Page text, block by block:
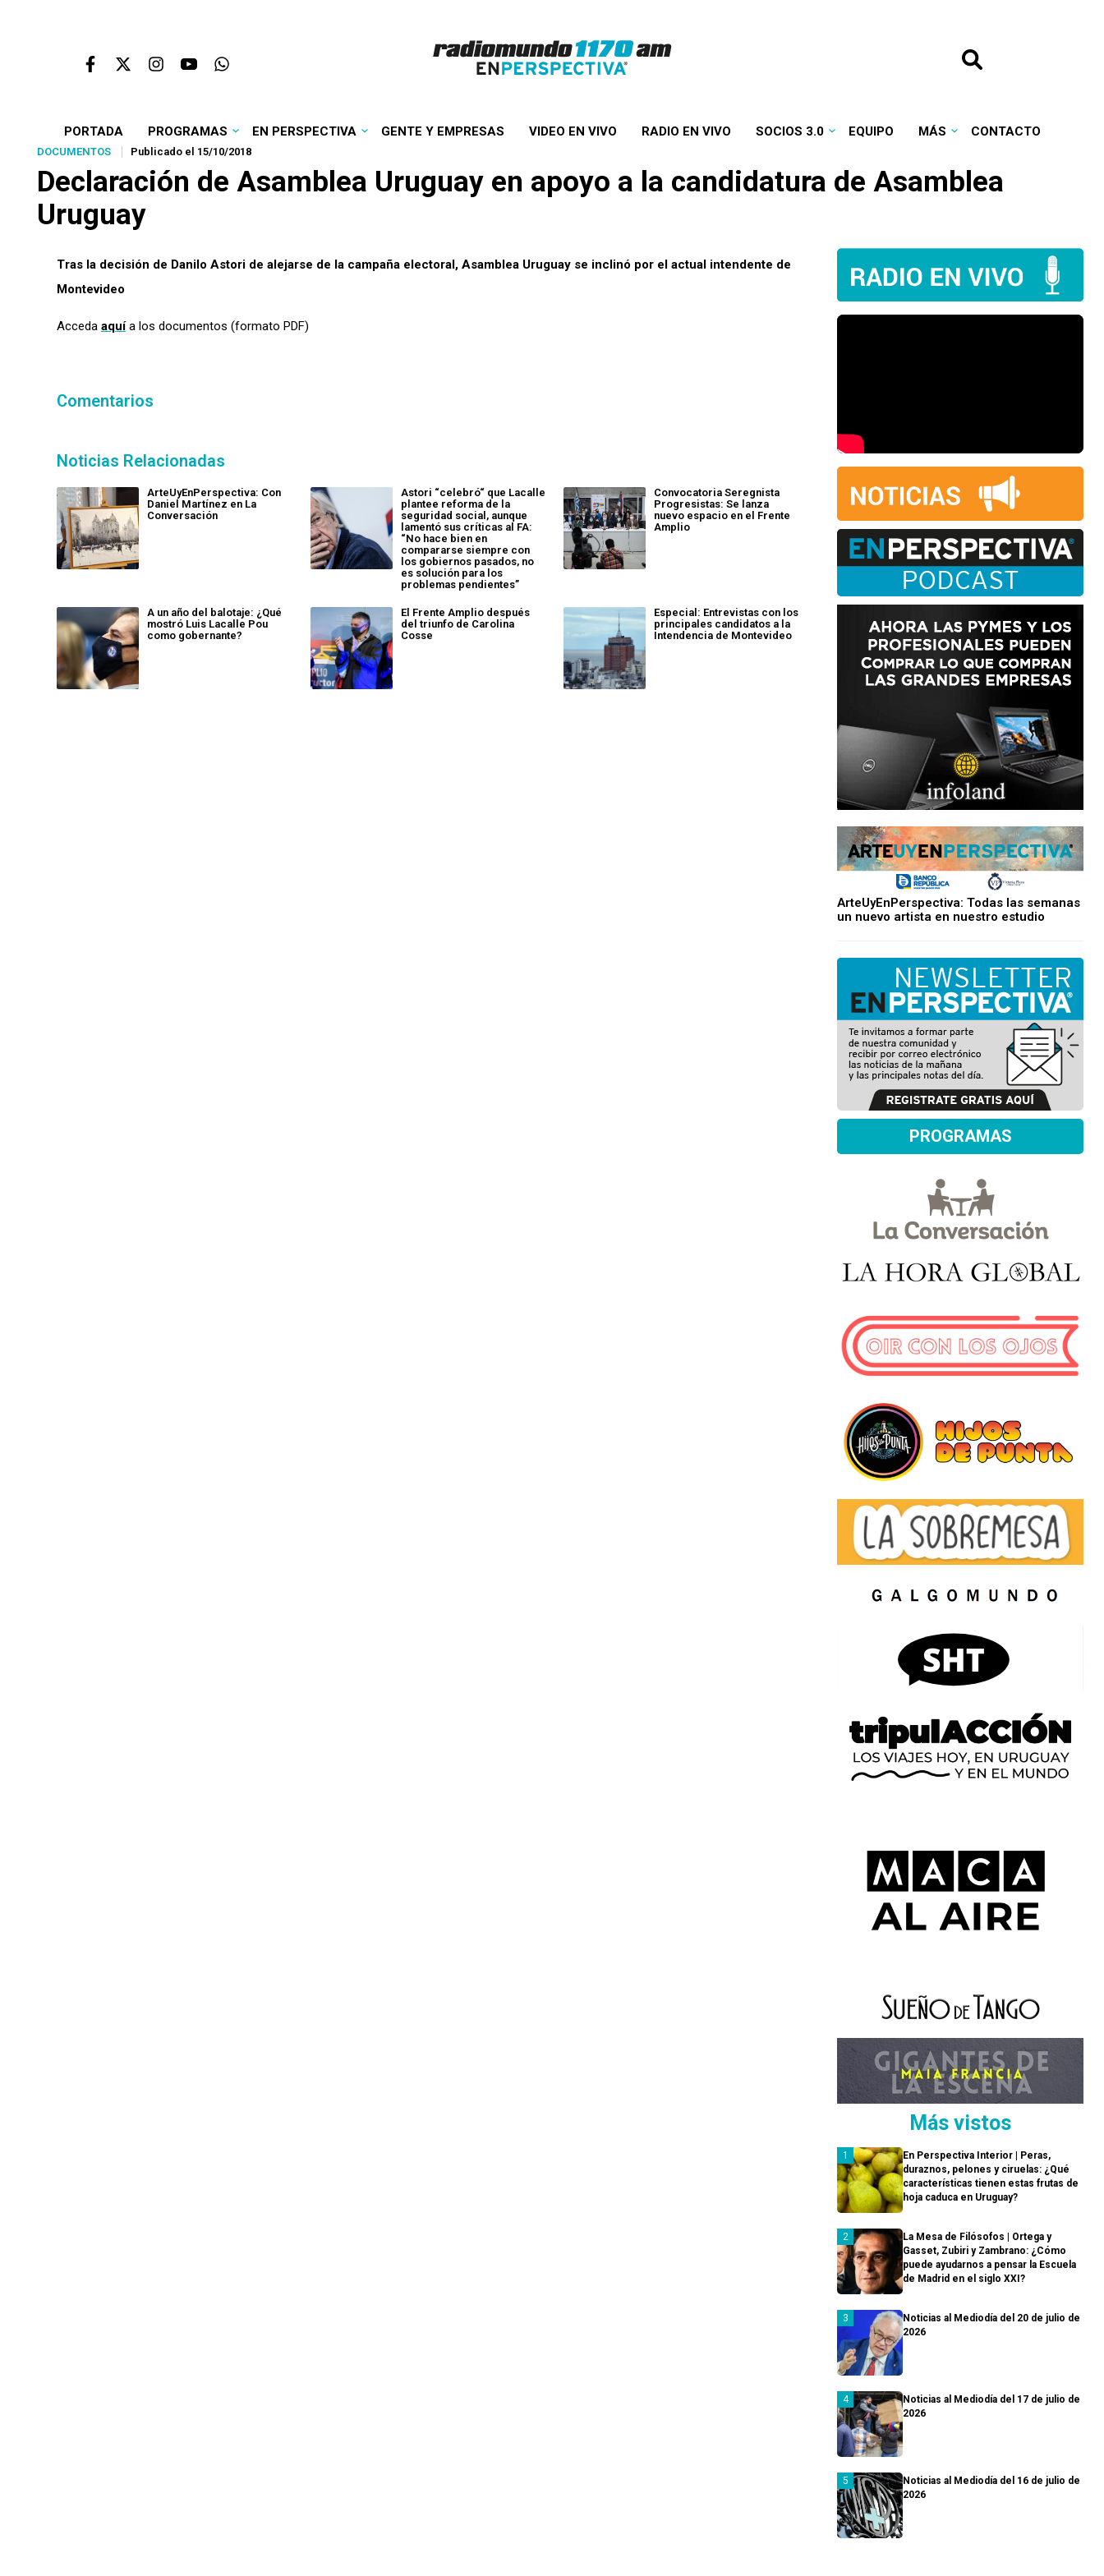
PORTADA PROGRAMAS EN PERSPECTIVA GENTE Y EMPRESAS VIDEO EN VIVO RADIO EN VIVO SOCIOS 3.0 EQUIPO MÁS CONTACTO
DOCUMENTOS Publicado el 15/10/2018
Declaración de Asamblea Uruguay en apoyo a la candidatura de Asamblea
Uruguay
Tras la decisión de Danilo Astori de alejarse de la campaña electoral, Asamblea Uruguay se inclinó por el actual intendente de
Montevideo
Acceda aquía los documentos (formato PDF)
Comentarios
Noticias Relacionadas
ArteUyEnPerspectiva: Con
Daniel Martínez en La
Conversación
Astori “celebró“ que Lacalle
plantee reforma de la
seguridad social, aunque
lamentó sus críticas al FA:
“No hace bien en
compararse siempre con
los gobiernos pasados, no
es solución para los
problemas pendientes”
Convocatoria Seregnista
Progresistas: Se lanza
nuevo espacio en el Frente
Amplio
A un año del balotaje: ¿Qué
mostró Luis Lacalle Pou
como gobernante?
El Frente Amplio después
del triunfo de Carolina
Cosse
Especial: Entrevistas con los
principales candidatos a la
Intendencia de Montevideo
ArteUyEnPerspectiva: Todas las semanas
un nuevo artista en nuestro estudio
PROGRAMAS
Más vistos
En Perspectiva Interior | Peras,
duraznos, pelones y ciruelas: ¿Qué
características tienen estas frutas de
hoja caduca en Uruguay?
La Mesa de Filósofos | Ortega y
Gasset, Zubiri y Zambrano: ¿Cómo
puede ayudarnos a pensar la Escuela
de Madrid en el siglo XXI?
Noticias al Mediodía del 20 de julio de
2026
Noticias al Mediodía del 17 de julio de
2026
Noticias al Mediodía del 16 de julio de
2026